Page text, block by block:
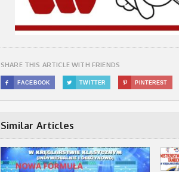
SHARE THIS ARTICLE WITH FRIENDS
 FACEBOOK  TWITTER  PINTEREST
Similar Articles